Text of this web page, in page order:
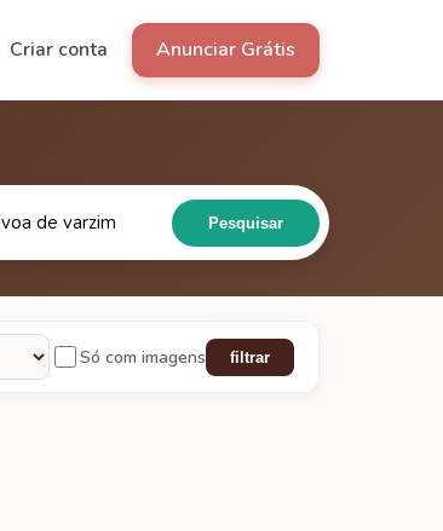
Criar conta Anunciar Grátis
Pesquisar
Só com imagens filtrar